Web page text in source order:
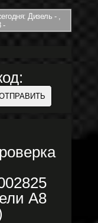
Дизель - ,
-
A8